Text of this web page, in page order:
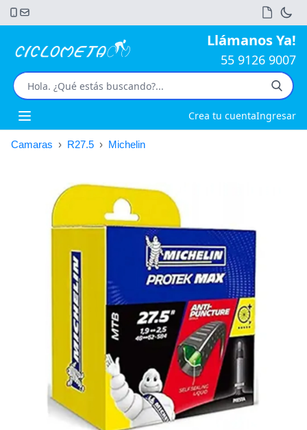
Llámanos Ya!
55 9126 9007
Open main menu Crea tu cuentaIngresar
Camaras › R27.5 › Michelin